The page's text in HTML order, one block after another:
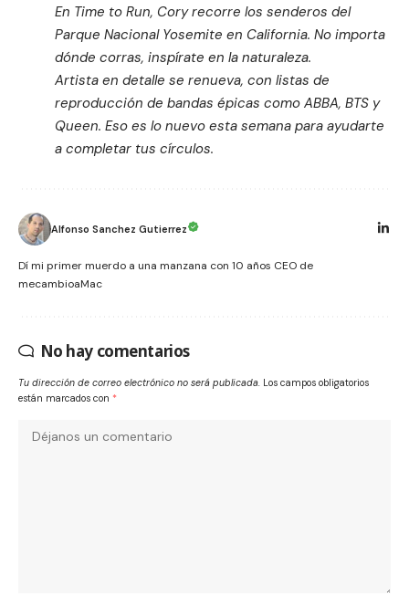
En Time to Run, Cory recorre los senderos del
Parque Nacional Yosemite en California. No importa
dónde corras, inspírate en la naturaleza.
Artista en detalle se renueva, con listas de
reproducción de bandas épicas como ABBA, BTS y
Queen. Eso es lo nuevo esta semana para ayudarte
a completar tus círculos.
Alfonso Sanchez Gutierrez
Dí mi primer muerdo a una manzana con 10 años CEO de
mecambioaMac
No hay comentarios
Tu dirección de correo electrónico no será publicada. Los campos obligatorios
están marcados con *